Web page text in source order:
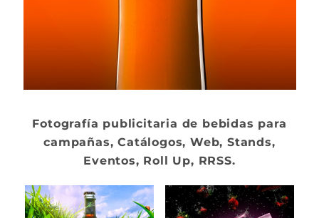
Fotografía publicitaria de bebidas para
campañas, Catálogos, Web, Stands,
Eventos, Roll Up, RRSS.